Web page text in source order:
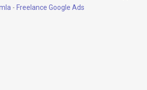
- Freelance Google Ads